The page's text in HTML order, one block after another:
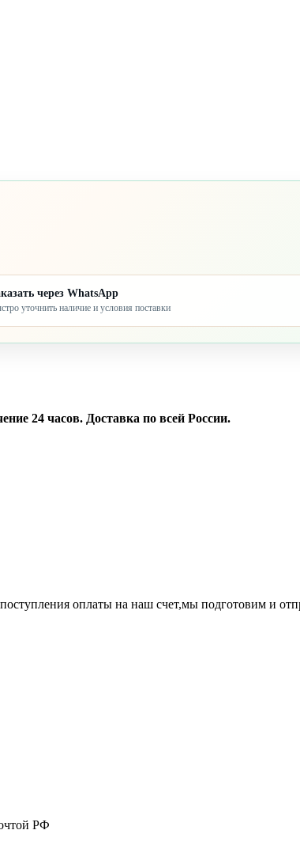
через WhatsApp
уточнить наличие и условия поставки
24 часов. Доставка по всей России.
оплаты на наш счет,мы подготовим и
РФ